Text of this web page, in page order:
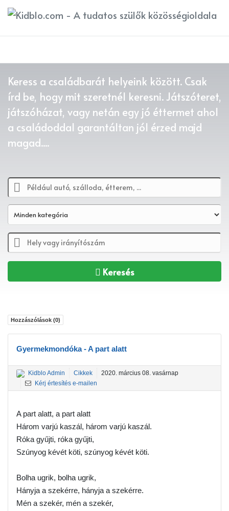
Újdonság a Kidblo.com-on!
Új
Újdonság a Kidblo.com-on!
Új
Keress a családbarát helyeink között. Csak
írd be, hogy mit szeretnél keresni. Játszóteret,
játszóházat, vagy netán egy jó éttermet ahol
a családoddal garantáltan jól érzed majd
magad....
Keresés
Hozzászólások (0)
Gyermekmondóka - A part alatt
Kidblo Admin Cikkek
2020. március 08. vasárnap
Kérj értesítés e-mailen
A part alatt, a part alatt
Három varjú kaszál, három varjú kaszál.
Róka gyűjti, róka gyűjti,
Szúnyog kévét köti, szúnyog kévét köti.
Bolha ugrik, bolha ugrik,
Hányja a szekérre, hányja a szekérre.
Mén a szekér, mén a szekér,